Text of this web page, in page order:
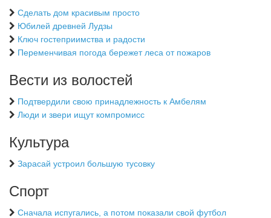
Сделать дом красивым просто
Юбилей древней Лудзы
Ключ гостеприимства и радости
Переменчивая погода бережет леса от пожаров
Вести из волостей
Подтвердили свою принадлежность к Амбелям
Люди и звери ищут компромисс
Культура
Зарасай устроил большую тусовку
Спорт
Сначала испугались, а потом показали свой футбол